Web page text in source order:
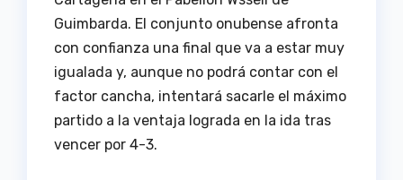
Guimbarda. El conjunto onubense afronta
con confianza una final que va a estar muy
igualada y, aunque no podrá contar con el
factor cancha, intentará sacarle el máximo
partido a la ventaja lograda en la ida tras
vencer por 4-3.